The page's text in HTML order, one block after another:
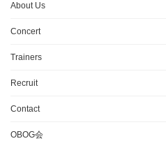
About Us
Concert
Trainers
Recruit
Contact
OBOG会